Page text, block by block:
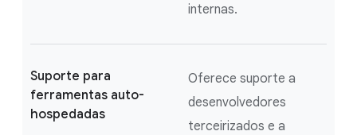
internas.
Suporte para
ferramentas auto-
hospedadas
Oferece suporte a
desenvolvedores
terceirizados e a